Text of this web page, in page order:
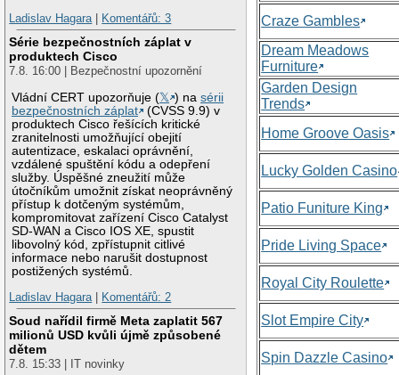
Ladislav Hagara| Komentářů: 3
Série bezpečnostních záplat v
produktech Cisco
7.8. 16:00 | Bezpečnostní upozornění
Vládní CERT upozorňuje (𝕏 ) nasérii
bezpečnostních záplat
(CVSS 9.9) v
produktech Cisco řešících kritické
zranitelnosti umožňující obejití
autentizace, eskalaci oprávnění,
vzdálené spuštění kódu a odepření
služby. Úspěšné zneužití může
útočníkům umožnit získat neoprávněný
přístup k dotčeným systémům,
kompromitovat zařízení Cisco Catalyst
SD-WAN a Cisco IOS XE, spustit
libovolný kód, zpřístupnit citlivé
informace nebo narušit dostupnost
postižených systémů.
Ladislav Hagara| Komentářů: 2
Soud nařídil firmě Meta zaplatit 567
milionů USD kvůli újmě způsobené
dětem
7.8. 15:33 | IT novinky
Craze Gambles
Dream Meadows
Furniture
Garden Design
Trends
Home Groove Oasis
Lucky Golden Casino
Patio Funiture King
Pride Living Space
Royal City Roulette
Slot Empire City
Spin Dazzle Casino